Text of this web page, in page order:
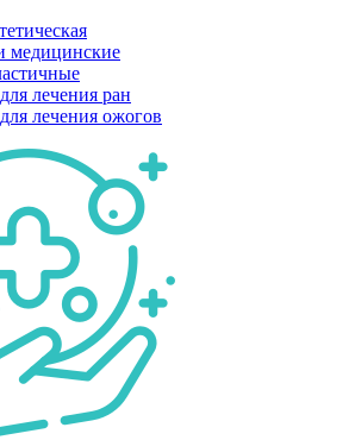
медицинские
лечения ран
лечения ожогов